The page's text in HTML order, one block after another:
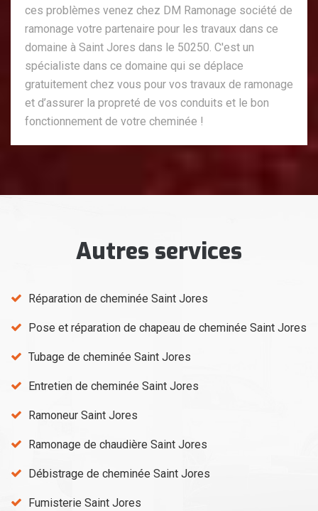
ces problèmes venez chez DM Ramonage société de
ramonage votre partenaire pour les travaux dans ce
domaine à Saint Jores dans le 50250. C'est un
spécialiste dans ce domaine qui se déplace
gratuitement chez vous pour vos travaux de ramonage
et d’assurer la propreté de vos conduits et le bon
fonctionnement de votre cheminée !
Autres services
Réparation de cheminée Saint Jores
Pose et réparation de chapeau de cheminée Saint Jores
Tubage de cheminée Saint Jores
Entretien de cheminée Saint Jores
Ramoneur Saint Jores
Ramonage de chaudière Saint Jores
Débistrage de cheminée Saint Jores
Fumisterie Saint Jores